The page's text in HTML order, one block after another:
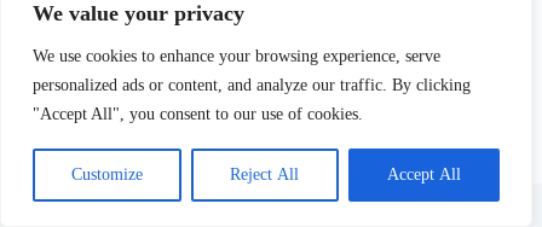
We value your privacy
We use cookies to enhance your browsing experience, serve
personalized ads or content, and analyze our traffic. By clicking
"Accept All", you consent to our use of cookies.
Customize Reject All Accept All